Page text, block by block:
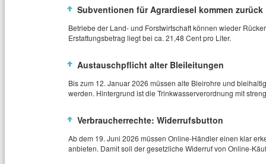
Subventionen für Agrardiesel kommen zurück
Betriebe der Land‑ und Forstwirtschaft können wieder
Erstattungsbetrag liegt bei ca. 21,48 Cent pro Liter.
Austauschpflicht alter Bleileitungen
Bis zum 12. Januar 2026 müssen alte Bleirohre und
werden. Hintergrund ist die Trinkwasserverordnung mit
Verbraucherrechte: Widerrufsbutton
Ab dem 19. Juni 2026 müssen Online‑Händler einen klar
anbieten. Damit soll der gesetzliche Widerruf von